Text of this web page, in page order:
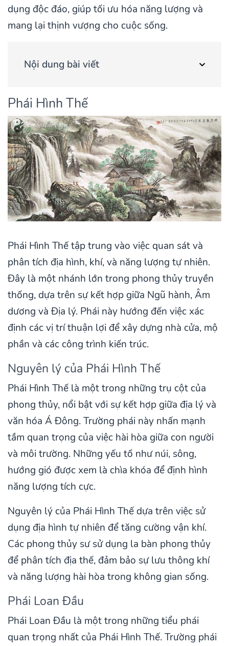
dụng độc đáo, giúp tối ưu hóa năng lượng và
mang lại thịnh vượng cho cuộc sống.
Nội dung bài viết
Phái Hình Thế
Phái Hình Thế tập trung vào việc quan sát và
phân tích địa hình, khí, và năng lượng tự nhiên.
Đây là một nhánh lớn trong phong thủy truyền
thống, dựa trên sự kết hợp giữa Ngũ hành, Âm
dương và Địa lý. Phái này hướng đến việc xác
định các vị trí thuận lợi để xây dựng nhà cửa, mộ
phần và các công trình kiến trúc.
Nguyên lý của Phái Hình Thế
Phái Hình Thế là một trong những trụ cột của
phong thủy, nổi bật với sự kết hợp giữa địa lý và
văn hóa Á Đông. Trường phái này nhấn mạnh
tầm quan trọng của việc hài hòa giữa con người
và môi trường. Những yếu tố như núi, sông,
hướng gió được xem là chìa khóa để định hình
năng lượng tích cực.
Nguyên lý của Phái Hình Thế dựa trên việc sử
dụng địa hình tự nhiên để tăng cường vận khí.
Các phong thủy sư sử dụng la bàn phong thủy
để phân tích địa thế, đảm bảo sự lưu thông khí
và năng lượng hài hòa trong không gian sống.
Phái Loan Đầu
Phái Loan Đầu là một trong những tiểu phái
quan trọng nhất của Phái Hình Thế. Trường phái